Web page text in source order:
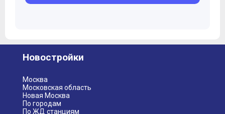
Новостройки
Москва
Московская область
Новая Москва
По городам
По ЖД станциям